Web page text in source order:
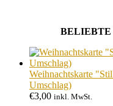
BELIEBTE
Weihnachtskarte
Umschlag)
€3,00 inkl. MwSt.